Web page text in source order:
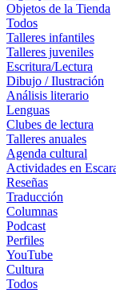
Objetos de la Tienda
Todos
Talleres infantiles
Talleres juveniles
Escritura/Lectura
Dibujo / Ilustración
Análisis literario
Lenguas
Clubes de lectura
Talleres anuales
Agenda cultural
Actividades en
Reseñas
Traducción
Columnas
Podcast
Perfiles
YouTube
Cultura
Todos